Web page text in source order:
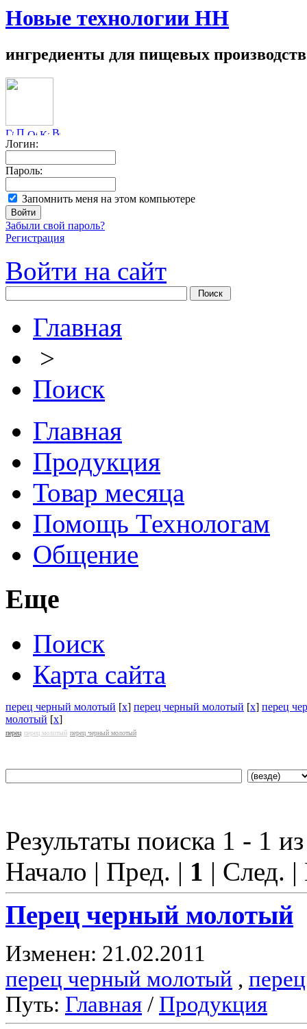
Новые технологии НН
ингредиенты для пищевых производств
Логин:
Пароль:
Запомнить меня на этом компьютере
Забыли свой пароль?
Регистрация
Войти на сайт
Главная
>
Поиск
Главная
Продукция
Товар месяца
Помощь Технологам
Общение
Еще
Поиск
Карта сайта
перец черный молотый [x] перец черный молотый [x] перец
молотый [x]
перец перец молотый перец черный молотый
Результаты поиска 1 - 1
Начало | Пред. | 1 | След.
Перец черный молотый
Изменен: 21.02.2011
перец черный молотый , перец
Путь: Главная / Продукция